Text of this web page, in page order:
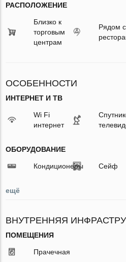
РАСПОЛОЖЕНИЕ
Близко к
торговым
центрам
Рядом с
ОСОБЕННОСТИ
ИНТЕРНЕТ И ТВ
Wi Fi
интернет
ОБОРУДОВАНИЕ
Кондиционеры Сейф
ещё
ВНУТРЕННЯЯ
ПОМЕЩЕНИЯ
Прачечная